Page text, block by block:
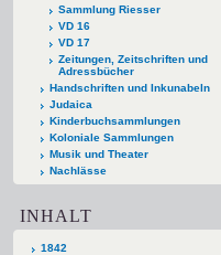
Sammlung Riesser
VD 16
VD 17
Zeitungen, Zeitschriften und
Adressbücher
Handschriften und Inkunabeln
Judaica
Kinderbuchsammlungen
Koloniale Sammlungen
Musik und Theater
Nachlässe
INHALT
1842